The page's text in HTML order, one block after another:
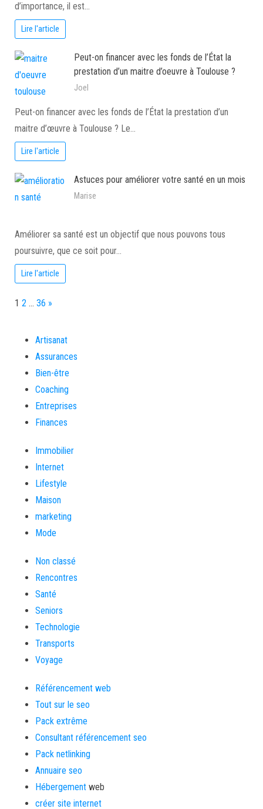
d’importance, il est…
Lire l'article
Peut-on financer avec les fonds de l’État la
prestation d’un maitre d’oeuvre à Toulouse ?
Joel
Peut-on financer avec les fonds de l’État la prestation d’un
maitre d’œuvre à Toulouse ? Le…
Lire l'article
Astuces pour améliorer votre santé en un mois
Marise
Améliorer sa santé est un objectif que nous pouvons tous
poursuivre, que ce soit pour…
Lire l'article
Page:
1 2 … 36 Next
»
Artisanat
Assurances
Bien-être
Coaching
Entreprises
Finances
Immobilier
Internet
Lifestyle
Maison
marketing
Mode
Non classé
Rencontres
Santé
Seniors
Technologie
Transports
Voyage
Référencement web
Tout sur le seo
Pack extrême
Consultant référencement seo
Pack netlinking
Annuaire seo
Hébergement web
créer site internet